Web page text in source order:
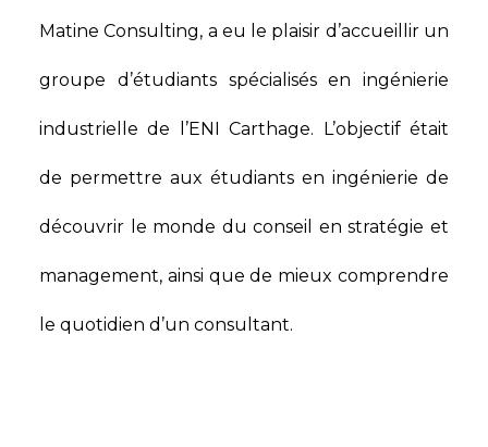
Matine Consulting, a eu le plaisir d’accueillir un
groupe d’étudiants spécialisés en ingénierie
industrielle de l’ENI Carthage. L’objectif était
de permettre aux étudiants en ingénierie de
découvrir le monde du conseil en stratégie et
management, ainsi que de mieux comprendre
le quotidien d’un consultant.